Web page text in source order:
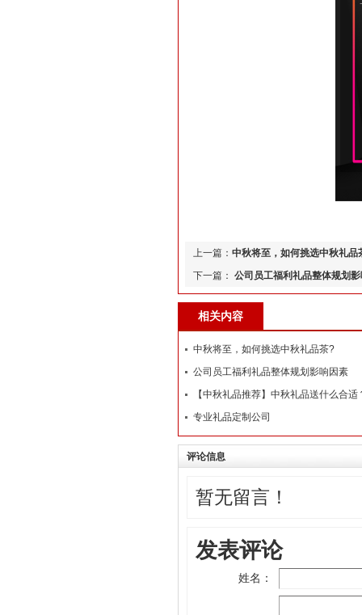
上一篇： 中秋将至，如何挑选中秋礼品
下一篇： 公司员工福利礼品整体规划
相关内容
中秋将至，如何挑选中秋礼品茶?
公司员工福利礼品整体规划影响因素
【中秋礼品推荐】中秋礼品送什么合适
专业礼品定制公司
评论信息
暂无留言！
发表评论
姓名：